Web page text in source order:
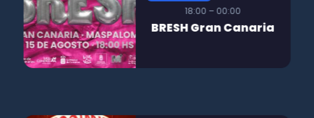
18:00 – 00:00
BRESH Gran Canaria